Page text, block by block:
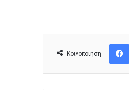
Κοινοποίηση